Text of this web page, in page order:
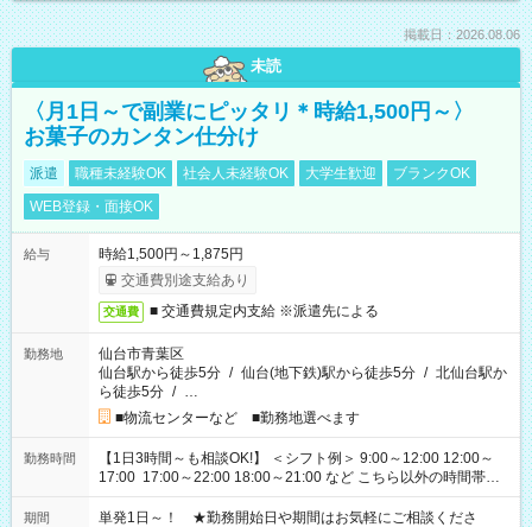
掲載日：2026.08.06
未読
〈月1日～で副業にピッタリ＊時給1,500円～〉
お菓子のカンタン仕分け
派遣 職種未経験OK 社会人未経験OK 大学生歓迎
ブランクOK
WEB登録・面接OK
給与
時給1,500円～1,875円
交通費別途支給あり
交通費 ■ 交通費規定内支給 ※派遣先による
勤務地
仙台市青葉区
仙台駅から徒歩5分 / 仙台(地下鉄)駅から徒歩5分 / 北仙台駅か
ら徒歩5分 / …
■物流センターなど ■勤務地選べます
勤務時間
【1日3時間～も相談OK!】 ＜シフト例＞ 9:00～12:00 12:00～
17:00 17:00～22:00 18:00～21:00 など こちら以外の時間帯も
お気軽にご相談ください！
期間
単発1日～！ ★勤務開始日や期間はお気軽にご相談くださ